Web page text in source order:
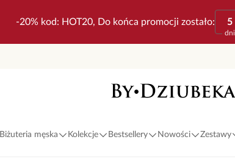
-20% kod: HOT20, Do końca promocji zostało: 5
dni
Biżuteria męska Kolekcje Bestsellery Nowości Zestawy